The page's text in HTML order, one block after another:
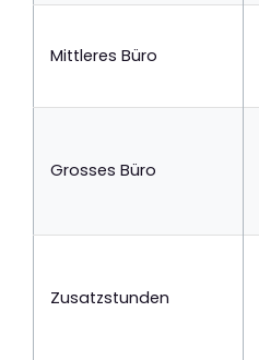
Mittleres Büro
Grosses Büro
Zusatzstunden